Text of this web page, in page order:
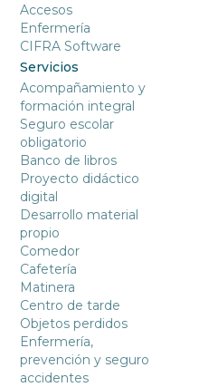
Accesos
Enfermería
CIFRA Software
Servicios
Acompañamiento y
formación integral
Seguro escolar
obligatorio
Banco de libros
Proyecto didáctico
digital
Desarrollo material
propio
Comedor
Cafetería
Matinera
Centro de tarde
Objetos perdidos
Enfermería,
prevención y seguro
accidentes